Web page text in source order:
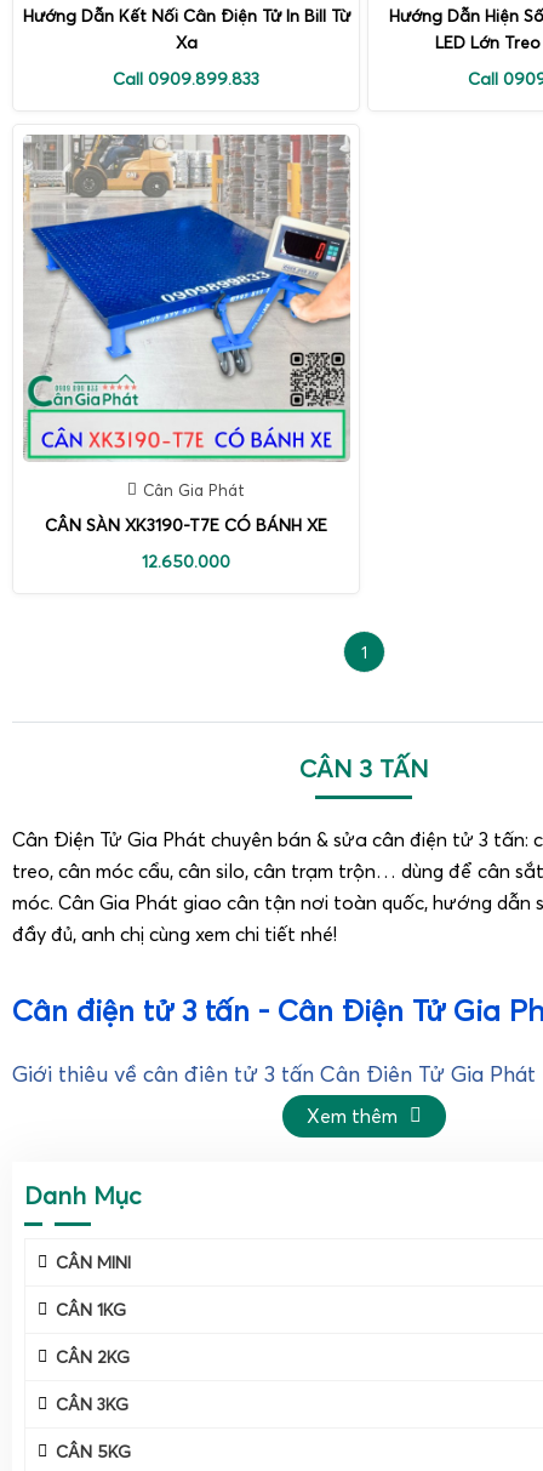
Danh Mục
CÂN MINI
CÂN 1KG
CÂN 2KG
CÂN 3KG
CÂN 5KG
Hướng Dẫn Kết Nối Cân Điện Tử In Bill Từ
Xa
Call 0909.899.833
Hướng Dẫn Hiện
LED Lớn
Call
Cân Gia Phát
CÂN SÀN XK3190-T7E CÓ BÁNH XE
12.650.000
1
CÂN 3 TẤN
Cân Điện Tử Gia Phát chuyên bán & sửa cân điện tử 3 tấn:
treo, cân móc cẩu, cân silo, cân trạm trộn… dùng để cân
móc. Cân Gia Phát giao cân tận nơi toàn quốc, hướng dẫn
đầy đủ, anh chị cùng xem chi tiết nhé!
Cân điện tử 3 tấn - Cân Điện Tử Gia
Giới thiệu về cân điện tử 3 tấn Cân Điện Tử Gia Phát
Xem thêm